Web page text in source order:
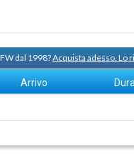
dal 1998?Acquista adesso. Lo
Arrivo